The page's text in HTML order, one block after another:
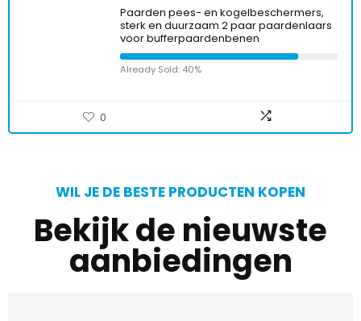
Paarden pees- en kogelbeschermers,
sterk en duurzaam 2 paar paardenlaars
voor bufferpaardenbenen
Already Sold: 40%
0
WIL JE DE BESTE PRODUCTEN KOPEN
Bekijk de nieuwste
aanbiedingen